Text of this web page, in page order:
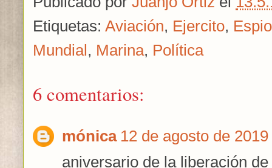
o
k
e
o
r
r
e
s
m
e
d
n
r
Etiquetas: Aviación, Ejercito,
Mundial, Marina, Política
6 comentarios:
mónica 12 de agosto de
aniversario de la liberación